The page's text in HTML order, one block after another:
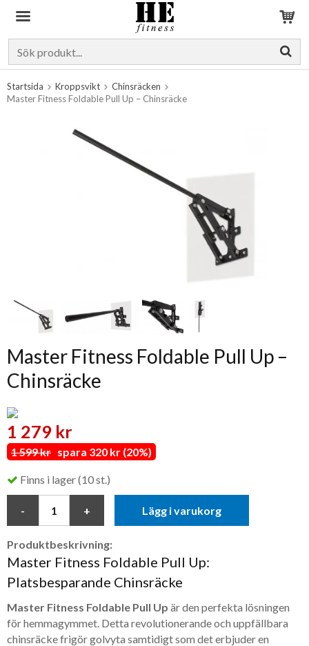
Startsida Kroppsvikt
Chinsräcken
Master Fitness Foldable Pull Up – Chinsräcke
Master Fitness Foldable Pull Up –
Chinsräcke
1 279 kr
1 599 kr spara 320 kr (20%)
Finns i lager (10 st.)
Lägg i varukorg
Produktbeskrivning:
Master Fitness Foldable Pull Up:
Platsbesparande Chinsräcke
Master Fitness Foldable Pull Up är den perfekta lösningen
för hemmagymmet. Detta revolutionerande och uppfällbara
chinsräcke frigör golvyta samtidigt som det erbjuder en